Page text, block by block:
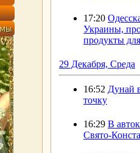
17:20
Украины,
продукты
29 Декабря, Среда
16:52 Дунай
точку
16:29 В
Свято-